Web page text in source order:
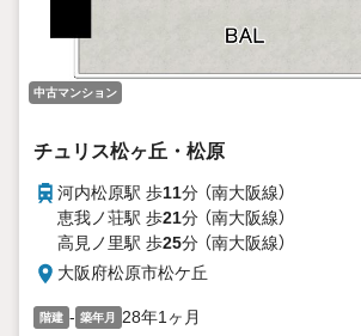
中古マンション
チュリス松ヶ丘・松原
河内松原駅 歩11分 （南大阪線）
恵我ノ荘駅 歩21分 （南大阪線）
高見ノ里駅 歩25分 （南大阪線）
大阪府松原市松ケ丘
階建 - 築年月 28年1ヶ月